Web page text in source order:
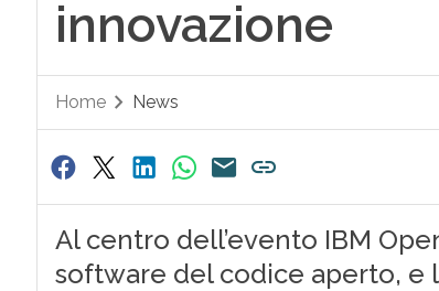
innovazione
Home News
Al centro dell’evento IBM
software del codice aperto, e